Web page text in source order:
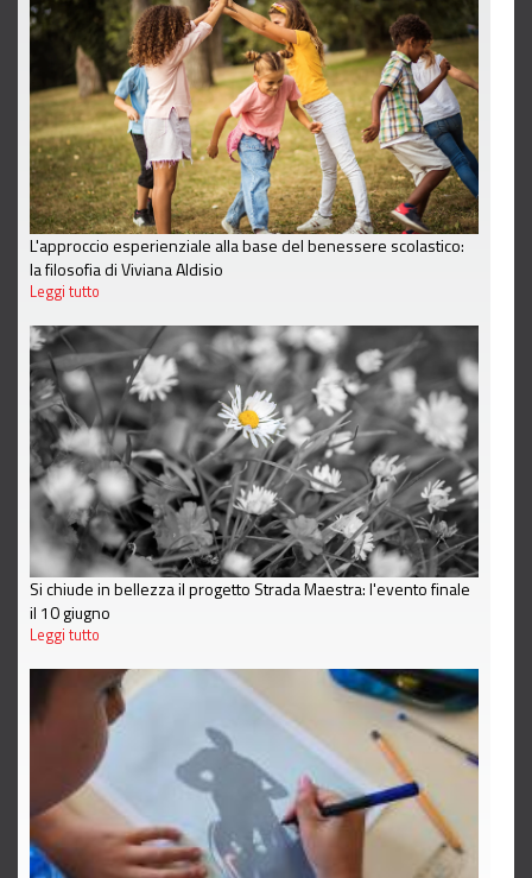
L'approccio esperienziale alla base del benessere scolastico:
la filosofia di Viviana Aldisio
Leggi tutto
Si chiude in bellezza il progetto Strada Maestra: l'evento finale
il 10 giugno
Leggi tutto